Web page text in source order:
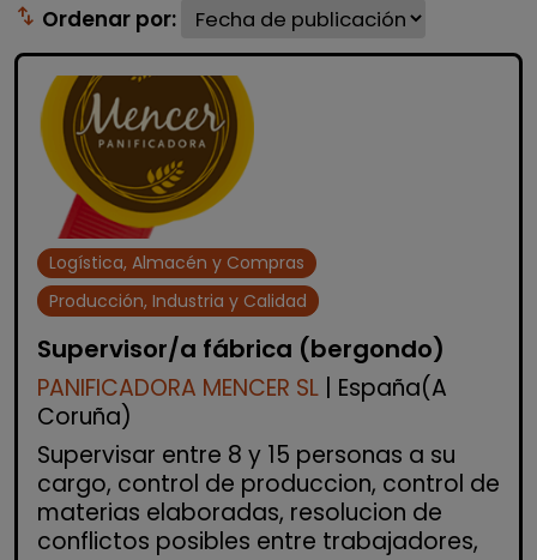
swap_vert Ordenar por:
Logística, Almacén y Compras
Producción, Industria y Calidad
Supervisor/a fábrica (bergondo)
PANIFICADORA MENCER SL | España(A
Coruña)
Supervisar entre 8 y 15 personas a su
cargo, control de produccion, control de
materias elaboradas, resolucion de
conflictos posibles entre trabajadores,